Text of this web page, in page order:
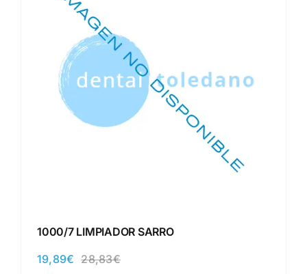
1000/7 LIMPIADOR SARRO
28,83€El
19,89€
El